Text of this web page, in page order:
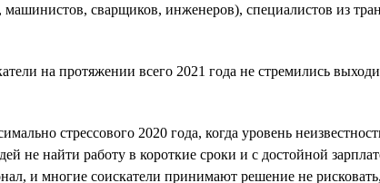
сварщиков, инженеров), специалистов из
на протяжении всего 2021 года не стремились
стрессового 2020 года, когда уровень
не найти работу в короткие сроки и с достойной
и многие соискатели принимают решение не